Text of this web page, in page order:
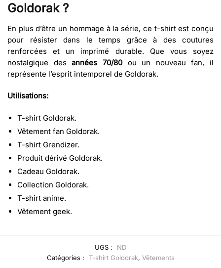
Goldorak ?
En plus d’être un hommage à la série, ce t-shirt est conçu
pour résister dans le temps grâce à des coutures
renforcées et un imprimé durable. Que vous soyez
nostalgique desannées 70/80ou un nouveau fan, il
représente l’esprit intemporel de Goldorak.
Utilisations:
T-shirt Goldorak.
Vêtement fan Goldorak.
T-shirt Grendizer.
Produit dérivé Goldorak.
Cadeau Goldorak.
Collection Goldorak.
T-shirt anime.
Vêtement geek.
UGS :
ND
Catégories :
T-shirt Goldorak, Vêtements